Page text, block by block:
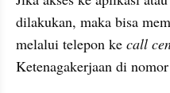
dilakukan, maka bisa
melalui telepon ke call
Ketenagakerjaan di